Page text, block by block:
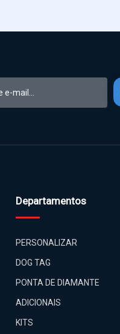
Departamentos
PERSONALIZAR
DOG TAG
PONTA DE DIAMANTE
ADICIONAIS
KITS